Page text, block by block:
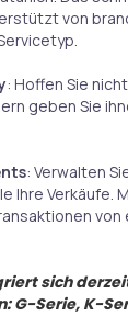
von
: Hoffen Sie
geben Sie
: Verwalten
Ihre Verkäufe.
von
sich
G-Serie, K-